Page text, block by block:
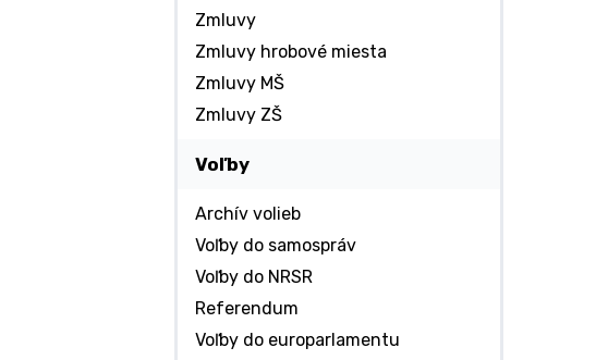
Zmluvy
Zmluvy hrobové miesta
Zmluvy MŠ
Zmluvy ZŠ
Voľby
Archív volieb
Voľby do samospráv
Voľby do NRSR
Referendum
Voľby do europarlamentu